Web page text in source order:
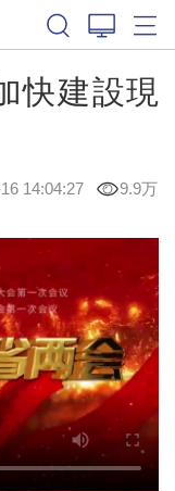
快建設現
14:04:27 9.9万